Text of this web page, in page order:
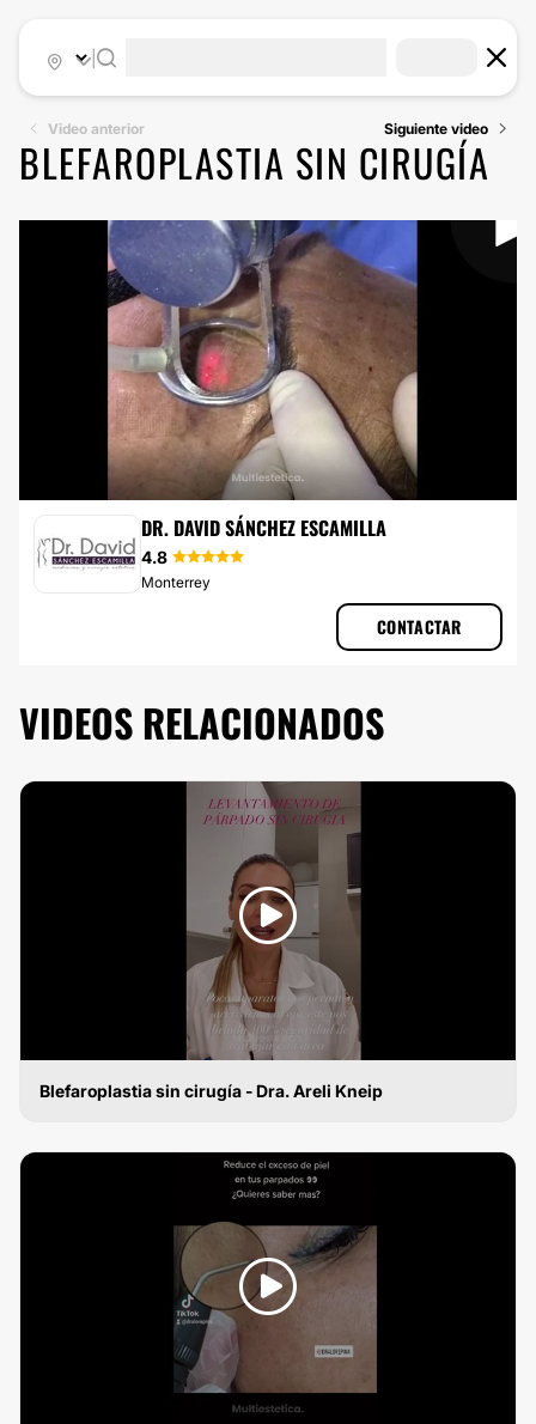
Video anterior Siguiente video
BLEFAROPLASTIA SIN CIRUGÍA
DR. DAVID SÁNCHEZ ESCAMILLA
4.8
Monterrey
CONTACTAR
VIDEOS RELACIONADOS
Blefaroplastia sin cirugía - Dra. Areli Kneip